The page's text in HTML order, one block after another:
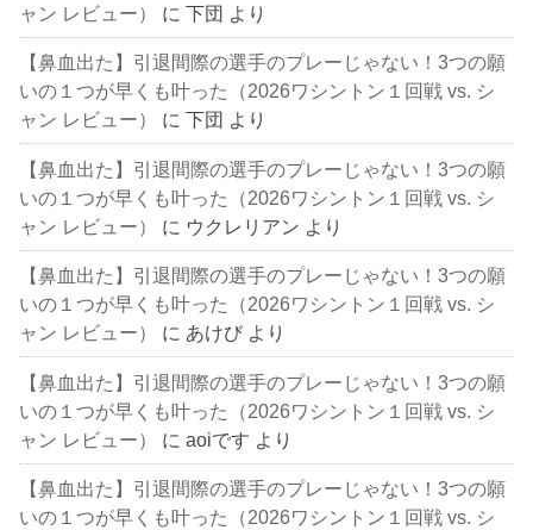
ャン レビュー）
に下団 より
【鼻血出た】引退間際の選手のプレーじゃない！3つの願
いの１つが早くも叶った（2026ワシントン１回戦 vs. シ
ャン レビュー）
に下団 より
【鼻血出た】引退間際の選手のプレーじゃない！3つの願
いの１つが早くも叶った（2026ワシントン１回戦 vs. シ
ャン レビュー）
に ウクレリアン より
【鼻血出た】引退間際の選手のプレーじゃない！3つの願
いの１つが早くも叶った（2026ワシントン１回戦 vs. シ
ャン レビュー）
に あけび より
【鼻血出た】引退間際の選手のプレーじゃない！3つの願
いの１つが早くも叶った（2026ワシントン１回戦 vs. シ
ャン レビュー）
にaoiです より
【鼻血出た】引退間際の選手のプレーじゃない！3つの願
いの１つが早くも叶った（2026ワシントン１回戦 vs. シ